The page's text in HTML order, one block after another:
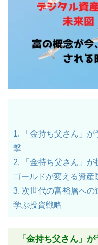
1. 「金持ち父さん」
撃
2. 「金持ち父さん」
ゴールドが変える資産
3. 次世代の富裕層への
学ぶ投資戦略
「金持ち父さん」